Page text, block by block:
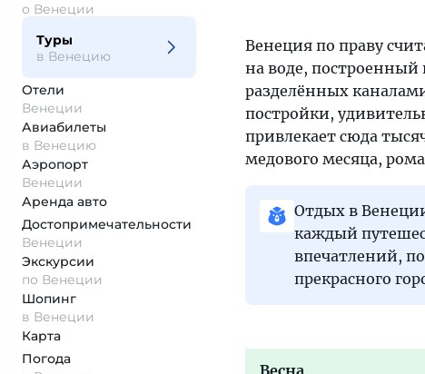
о Венеции
Туры
в Венецию
Отели
Венеции
Авиабилеты
в Венецию
Аэропорт
Венеции
Аренда авто
Достопримеча­тельности
Венеции
Экскурсии
по Венеции
Шопинг
в Венеции
Карта
Погода
Венеция по праву
на воде,
разделённых
постройки,
привлекает сюда
медового месяца,
Отдых в
каждый
впечатлений,
прекрасного
Весна